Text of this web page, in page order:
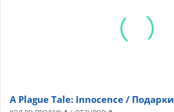
A Plague Tale: Innocence / Подарки